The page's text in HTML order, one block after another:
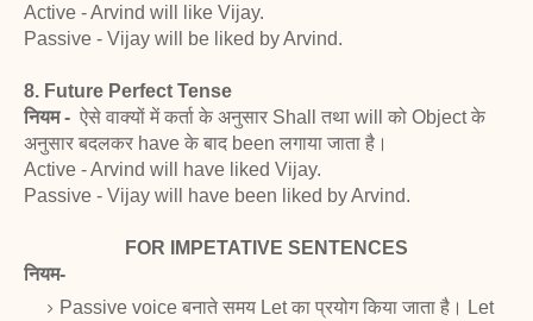
Active - Arvind will like Vijay.
Passive - Vijay will be liked by Arvind.
8. Future Perfect Tense
नियम - ऐसे वाक्यों में कर्ता के अनुसार Shall तथा will को Object के
अनुसार बदलकर have के बाद been लगाया जाता है।
Active - Arvind will have liked Vijay.
Passive - Vijay will have been liked by Arvind.
FOR IMPETATIVE SENTENCES
नियम-
Passive voice बनाते समय Let का प्रयोग किया जाता है। Let